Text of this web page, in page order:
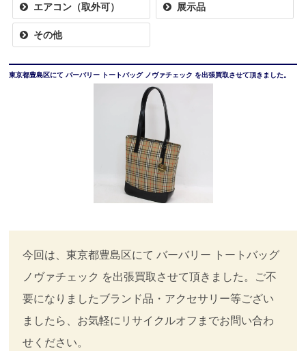
エアコン（取外可） 展示品
その他
東京都豊島区にて バーバリー トートバッグ ノヴァチェック を出張買取させて頂きました。
今回は、東京都豊島区にて バーバリー トートバッグ
ノヴァチェック を出張買取させて頂きました。ご不
要になりましたブランド品・アクセサリー等ござい
ましたら、お気軽にリサイクルオフまでお問い合わ
せください。